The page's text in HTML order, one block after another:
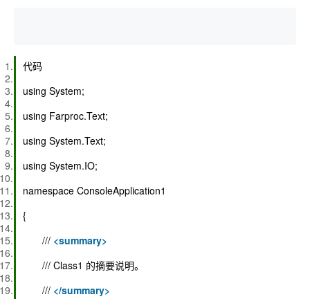
代码
using System;
using Farproc.Text;
using System.Text;
using System.IO;
namespace ConsoleApplication1
{
/// <summary>
/// Class1 的摘要说明。
/// </summary>